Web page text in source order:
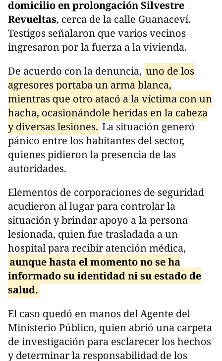
domicilio en prolongación Silvestre
Revueltas, cerca de la calle Guanaceví.
Testigos señalaron que varios vecinos
ingresaron por la fuerza a la vivienda.
De acuerdo con la denuncia, uno de los
agresores portaba un arma blanca,
mientras que otro atacó a la víctima con un
hacha, ocasionándole heridas en la cabeza
y diversas lesiones. La situación generó
pánico entre los habitantes del sector,
quienes pidieron la presencia de las
autoridades.
Elementos de corporaciones de seguridad
acudieron al lugar para controlar la
situación y brindar apoyo a la persona
lesionada, quien fue trasladada a un
hospital para recibir atención médica,
aunque hasta el momento no se ha
informado su identidad ni su estado de
salud.
El caso quedó en manos del Agente del
Ministerio Público, quien abrió una carpeta
de investigación para esclarecer los hechos
y determinar la responsabilidad de los